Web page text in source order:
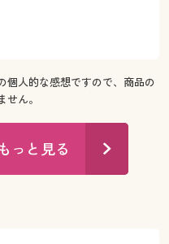
人的な感想ですので、商品の
ん。
っと見る